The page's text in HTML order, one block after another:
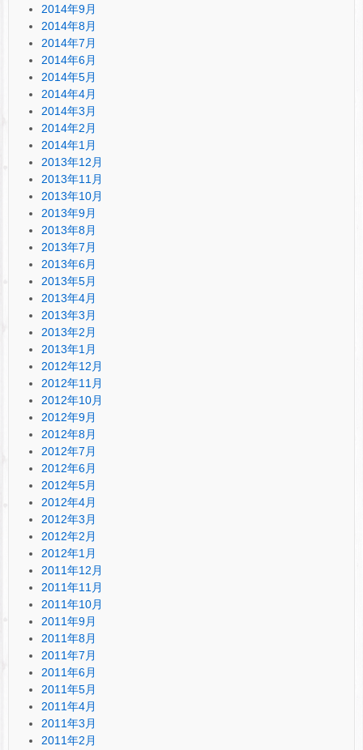
2014年9月
2014年8月
2014年7月
2014年6月
2014年5月
2014年4月
2014年3月
2014年2月
2014年1月
2013年12月
2013年11月
2013年10月
2013年9月
2013年8月
2013年7月
2013年6月
2013年5月
2013年4月
2013年3月
2013年2月
2013年1月
2012年12月
2012年11月
2012年10月
2012年9月
2012年8月
2012年7月
2012年6月
2012年5月
2012年4月
2012年3月
2012年2月
2012年1月
2011年12月
2011年11月
2011年10月
2011年9月
2011年8月
2011年7月
2011年6月
2011年5月
2011年4月
2011年3月
2011年2月